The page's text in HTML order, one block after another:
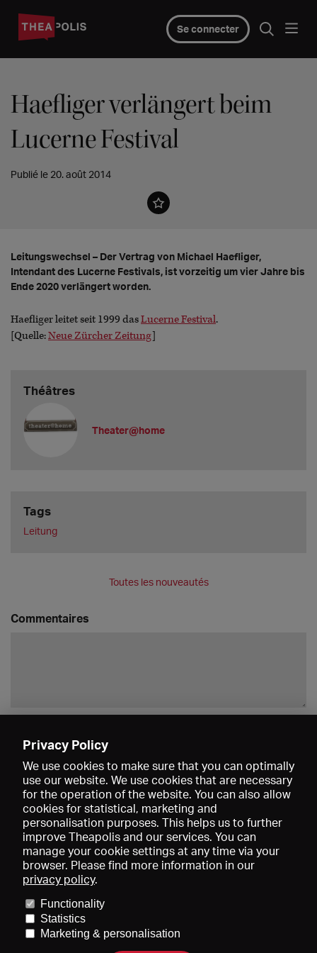
Se connecter
Haefliger verlängert beim
Lucerne Festival
Publié le 20. août 2014
Leitungswechsel – Der Vertrag von Michael Haefliger,
Intendant des Lucerne Festivals, ist vorzeitig um vier Jahre bis
Ende 2020 verlängert worden.
Haefliger leitet seit 1999 dasLucerne Festival.
[Quelle:Neue Zürcher Zeitung]
Théâtres
Theater@home
Tags
Leitung
Toutes les nouveautés
Commentaires
Données médiatiques
Conditions générales de vente
Contact
Aide Newsletter
Privacy Policy
We use cookies to make sure that you can optimally
use our website. We use cookies that are necessary
for the operation of the website. You can also allow
cookies for statistical, marketing and
personalisation purposes. This helps us to further
improve Theapolis and our services. You can
manage your cookie settings at any time via your
browser. Please find more information in our
privacy policy.
Functionality
Statistics
Marketing & personalisation